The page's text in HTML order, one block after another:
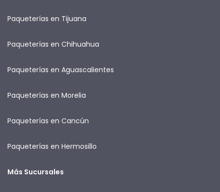
Paqueterías en Tijuana
Paqueterías en Chihuahua
Paqueterías en Aguascalientes
Paqueterías en Morelia
Paqueterías en Cancún
Paqueterías en Hermosillo
Más Sucursales